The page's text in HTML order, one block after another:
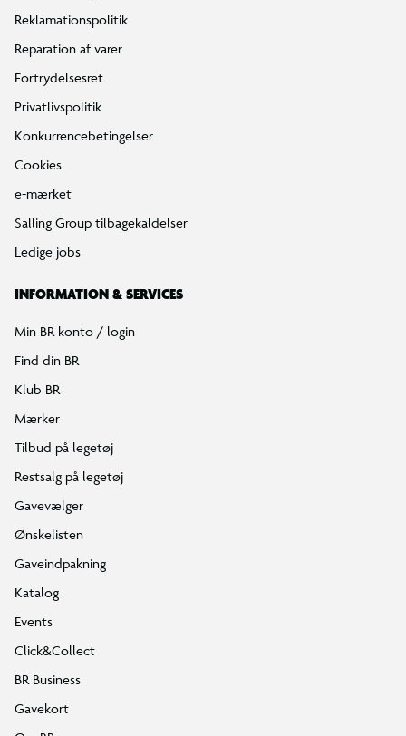
Reklamationspolitik
Reparation af varer
Fortrydelsesret
Privatlivspolitik
Konkurrencebetingelser
Cookies
e-mærket
Salling Group tilbagekaldelser
Ledige jobs
INFORMATION & SERVICES
Min BR konto / login
Find din BR
Klub BR
Mærker
Tilbud på legetøj
Restsalg på legetøj
Gavevælger
Ønskelisten
Gaveindpakning
Katalog
Events
Click&Collect
BR Business
Gavekort